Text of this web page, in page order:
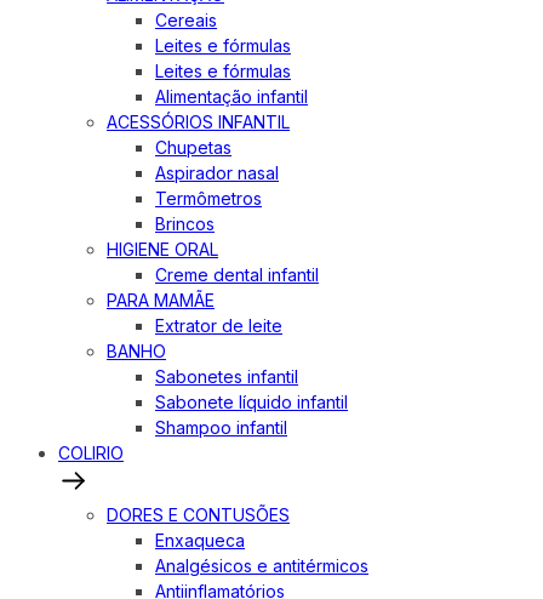
Cereais
Leites e fórmulas
Leites e fórmulas
Alimentação infantil
ACESSÓRIOS INFANTIL
Chupetas
Aspirador nasal
Termômetros
Brincos
HIGIENE ORAL
Creme dental infantil
PARA MAMÃE
Extrator de leite
BANHO
Sabonetes infantil
Sabonete líquido infantil
Shampoo infantil
COLIRIO
DORES E CONTUSÕES
Enxaqueca
Analgésicos e antitérmicos
Antiinflamatórios